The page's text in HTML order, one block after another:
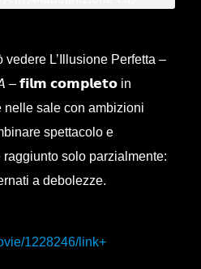
L’Illusione Perfetta –
– 𝗳𝗶𝗹𝗺 𝗰𝗼𝗺𝗽𝗹𝗲𝘁𝗼 in
nelle sale con ambizioni
spettacolo e
raggiunto solo parzialmente:
a debolezze.
1228246/link+